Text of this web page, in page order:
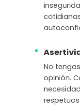
No
opinión.